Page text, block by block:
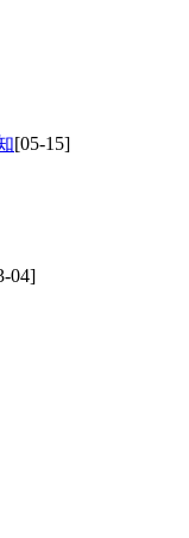
[05-15]
04]